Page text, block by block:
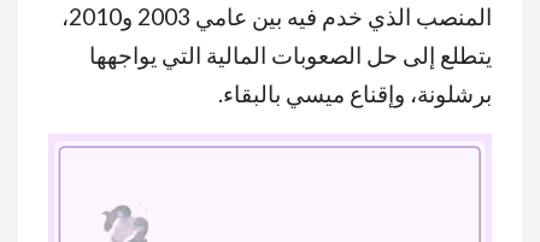
المنصب الذي خدم فيه بين عامي 2003 و2010،
يتطلع إلى حل الصعوبات المالية التي يواجهها
برشلونة، وإقناع ميسي بالبقاء.